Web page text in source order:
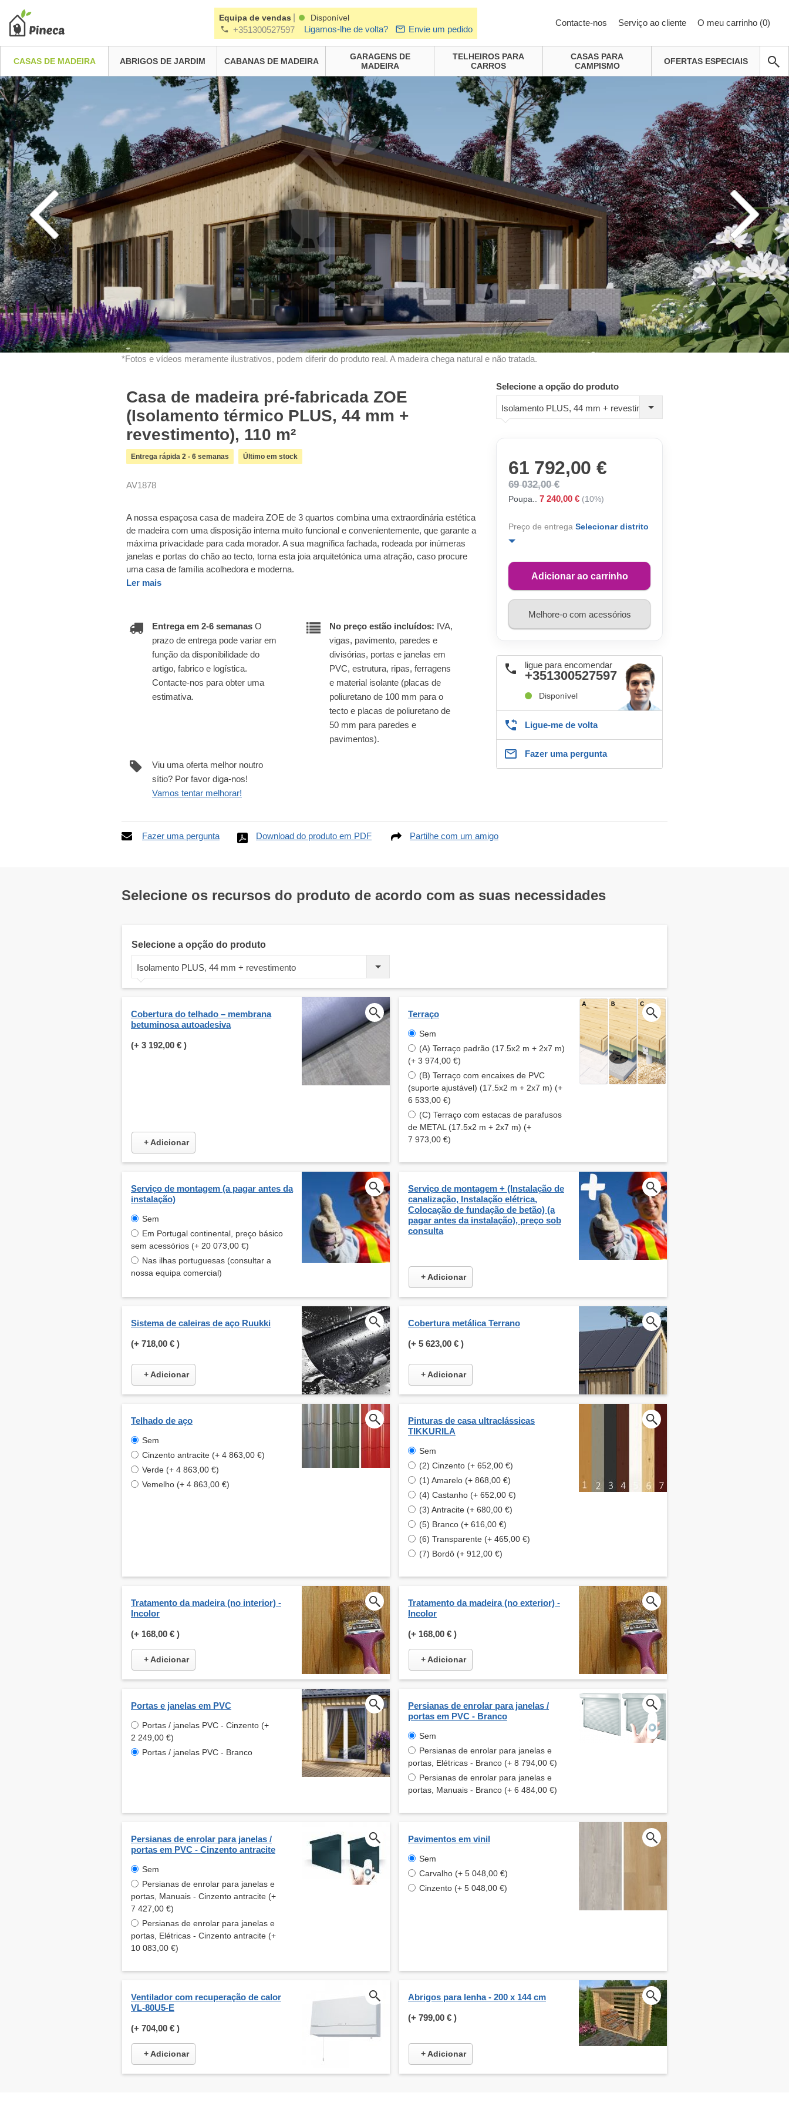
Equipa de vendas Disponível
+351300527597 Ligamos-lhe de volta? Envie um pedido
Contacte-nos Serviço ao cliente O meu carrinho (0)
CASAS DE MADEIRA ABRIGOS DE JARDIM CABANAS DE MADEIRA
GARAGENS DE
MADEIRA
TELHEIROS PARA
CARROS
CASAS PARA
CAMPISMO
OFERTAS ESPECIAIS
*Fotos e vídeos meramente ilustrativos, podem diferir do produto real. A madeira chega natural e não tratada.
Casa de madeira pré-fabricada ZOE
(Isolamento térmico PLUS, 44 mm +
revestimento), 110 m²
Entrega rápida 2 - 6 semanas Último em stock
AV1878
A nossa espaçosa casa de madeira ZOE de 3 quartos combina uma extraordinária estética
de madeira com uma disposição interna muito funcional e convenientemente, que garante a
máxima privacidade para cada morador. A sua magnífica fachada, rodeada por inúmeras
janelas e portas do chão ao tecto, torna esta joia arquitetónica uma atração, caso procure
uma casa de família acolhedora e moderna.
Ler mais
Entrega em 2-6 semanas O
prazo de entrega pode variar em
função da disponibilidade do
artigo, fabrico e logística.
Contacte-nos para obter uma
estimativa.
No preço estão incluídos: IVA,
vigas, pavimento, paredes e
divisórias, portas e janelas em
PVC, estrutura, ripas, ferragens
e material isolante (placas de
poliuretano de 100 mm para o
tecto e placas de poliuretano de
50 mm para paredes e
pavimentos).
Viu uma oferta melhor noutro
sítio? Por favor diga-nos!
Vamos tentar melhorar!
Selecione a opção do produto
Isolamento PLUS, 44 mm + revestimento
61 792,00 €
69 032,00 €
Poupa.. 7 240,00 € (10%)
Preço de entrega Selecionar distrito
Adicionar ao carrinho
Melhore-o com acessórios
ligue para encomendar
+351300527597
Disponível
Ligue-me de volta
Fazer uma pergunta
Fazer uma pergunta Download do produto em PDF Partilhe com um amigo
Selecione os recursos do produto de acordo com as suas necessidades
Selecione a opção do produto
Isolamento PLUS, 44 mm + revestimento
Cobertura do telhado – membrana
betuminosa autoadesiva
(+ 3 192,00 € )
+ Adicionar
Terraço
Sem
(A) Terraço padrão (17.5x2 m + 2x7 m)
(+ 3 974,00 €)
(B) Terraço com encaixes de PVC
(suporte ajustável) (17.5x2 m + 2x7 m) (+
6 533,00 €)
(C) Terraço com estacas de parafusos
de METAL (17.5x2 m + 2x7 m) (+
7 973,00 €)
Serviço de montagem (a pagar antes da
instalação)
Sem
Em Portugal continental, preço básico
sem acessórios (+ 20 073,00 €)
Nas ilhas portuguesas (consultar a
nossa equipa comercial)
Serviço de montagem + (Instalação de
canalização, Instalação elétrica,
Colocação de fundação de betão) (a
pagar antes da instalação), preço sob
consulta
+ Adicionar
Sistema de caleiras de aço Ruukki
(+ 718,00 € )
+ Adicionar
Cobertura metálica Terrano
(+ 5 623,00 € )
+ Adicionar
Telhado de aço
Sem
Cinzento antracite (+ 4 863,00 €)
Verde (+ 4 863,00 €)
Vemelho (+ 4 863,00 €)
Pinturas de casa ultraclássicas
TIKKURILA
Sem
(2) Cinzento (+ 652,00 €)
(1) Amarelo (+ 868,00 €)
(4) Castanho (+ 652,00 €)
(3) Antracite (+ 680,00 €)
(5) Branco (+ 616,00 €)
(6) Transparente (+ 465,00 €)
(7) Bordô (+ 912,00 €)
Tratamento da madeira (no interior) -
Incolor
(+ 168,00 € )
+ Adicionar
Tratamento da madeira (no exterior) -
Incolor
(+ 168,00 € )
+ Adicionar
Portas e janelas em PVC
Portas / janelas PVC - Cinzento (+
2 249,00 €)
Portas / janelas PVC - Branco
Persianas de enrolar para janelas /
portas em PVC - Branco
Sem
Persianas de enrolar para janelas e
portas, Elétricas - Branco (+ 8 794,00 €)
Persianas de enrolar para janelas e
portas, Manuais - Branco (+ 6 484,00 €)
Persianas de enrolar para janelas /
portas em PVC - Cinzento antracite
Sem
Persianas de enrolar para janelas e
portas, Manuais - Cinzento antracite (+
7 427,00 €)
Persianas de enrolar para janelas e
portas, Elétricas - Cinzento antracite (+
10 083,00 €)
Pavimentos em vinil
Sem
Carvalho (+ 5 048,00 €)
Cinzento (+ 5 048,00 €)
Ventilador com recuperação de calor
VL-80U5-E
(+ 704,00 € )
+ Adicionar
Abrigos para lenha - 200 x 144 cm
(+ 799,00 € )
+ Adicionar